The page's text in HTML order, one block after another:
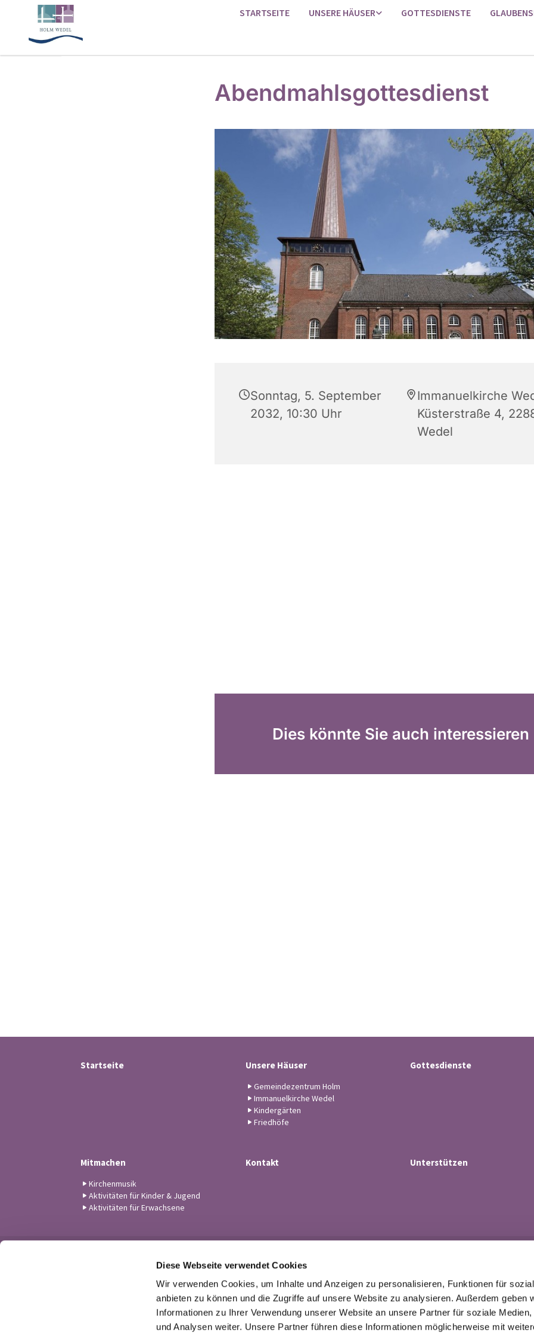
Diese Webseite verwendet Cookies
Wir verwenden Cookies, um Inhalte und Anzeigen zu personalisieren, Funktionen für
anbieten zu können und die Zugriffe auf unsere Website zu analysieren. Außerdem geben
Informationen zu Ihrer Verwendung unserer Website an unsere Partner für soziale Medien,
und Analysen weiter. Unsere Partner führen diese Informationen möglicherweise mit
STARTSEITE UNSERE HÄUSER GOTTESDIENSTE
Abendmahlsgottesdienst
Sonntag, 5. September
2032, 10:30 Uhr
Immanuelkirche
Küsterstraße 4,
Wedel
Dies könnte Sie auch interessieren
Startseite Unsere Häuser
Gemeindezentrum Holm
Immanuelkirche Wedel
Kindergärten
Friedhöfe
Gottesdienste
Mitmachen
Kirchenmusik
Aktivitäten für Kinder & Jugend
Aktivitäten für Erwachsene
Kontakt Unterstützen
 Tel. 04103-21 43
buero@kirchengemeindewedel.de